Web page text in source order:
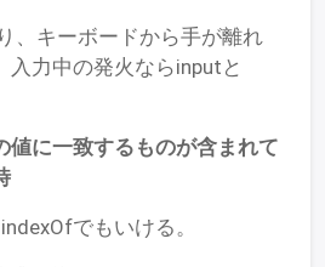
、キーボードから手が離れ
入力中の発火ならinputと
値に一致するものが含まれて
でもいける。